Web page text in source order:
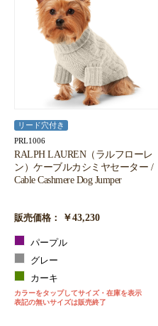
リード穴付き
PRL1006
RALPH LAUREN（ラルフローレ
ン）ケーブルカシミヤセーター /
Cable Cashmere Dog Jumper
販売価格： ￥43,230
パープル
グレー
カーキ
カラーをタップしてサイズ・在庫を表示
表記の無いサイズは販売終了